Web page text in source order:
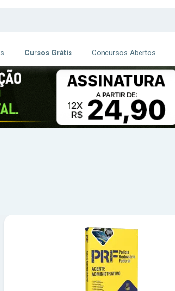
Cursos Grátis Concursos Abertos